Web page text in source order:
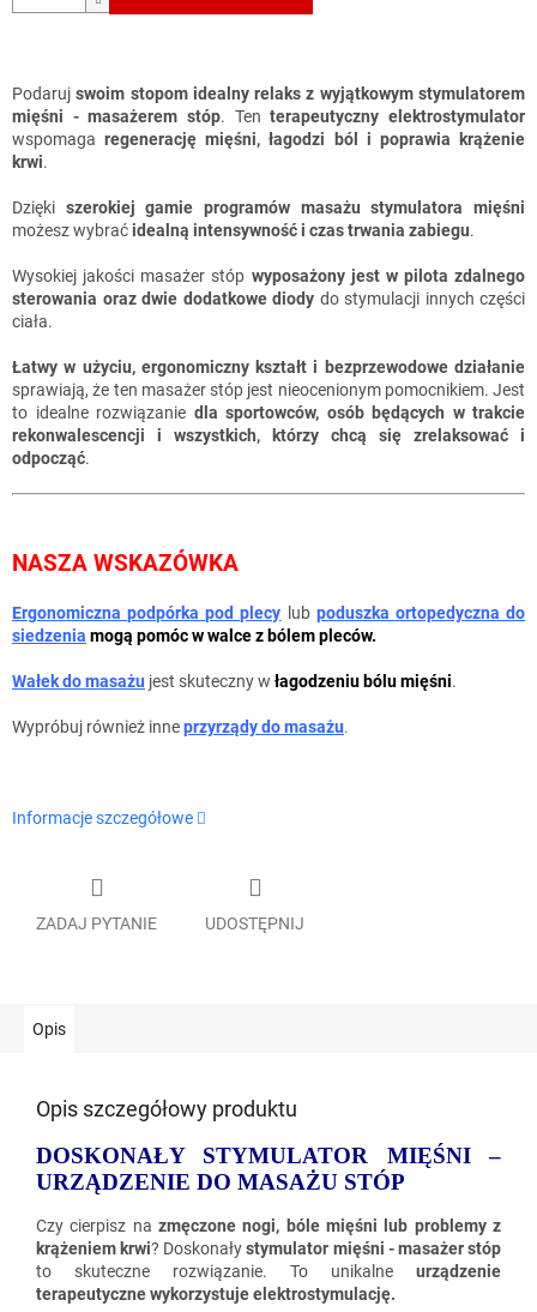
Podarujswoim stopom idealny relaks z wyjątkowym stymulatorem
mięśni - masażerem stóp. Tenterapeutyczny elektrostymulator
wspomagaregenerację mięśni, łagodzi ból i poprawia krążenie
krwi.
Dzięki szerokiej gamie programów masażu stymulatora mięśni
możesz wybraćidealną intensywność i czas trwania zabiegu.
Wysokiej jakości masażer stóp wyposażony jest w pilota zdalnego
sterowania oraz dwie dodatkowe diody do stymulacji innych części
ciała.
Łatwy w użyciu, ergonomiczny kształt i bezprzewodowe działanie
sprawiają, że ten masażer stóp jest nieocenionym pomocnikiem. Jest
to idealne rozwiązanie dla sportowców, osób będących w trakcie
rekonwalescencji i wszystkich, którzy chcą się zrelaksować i
odpocząć.
NASZA WSKAZÓWKA
Ergonomiczna podpórka pod plecy lub poduszka ortopedyczna do
siedzenia mogą pomóc w walce z bólem pleców.
Wałek do masażu jest skuteczny w łagodzeniu bólu mięśni.
Wypróbuj również inneprzyrządy do masażu.
Informacje szczegółowe
ZADAJ PYTANIE UDOSTĘPNIJ
Opis
Opis szczegółowy produktu
DOSKONAŁY STYMULATOR MIĘŚNI –
URZĄDZENIE DO MASAŻU STÓP
Czy cierpisz na zmęczone nogi, bóle mięśni lub problemy z
krążeniem krwi? Doskonałystymulator mięśni - masażer stóp
to skuteczne rozwiązanie. To unikalne urządzenie
terapeutyczne wykorzystuje elektrostymulację.